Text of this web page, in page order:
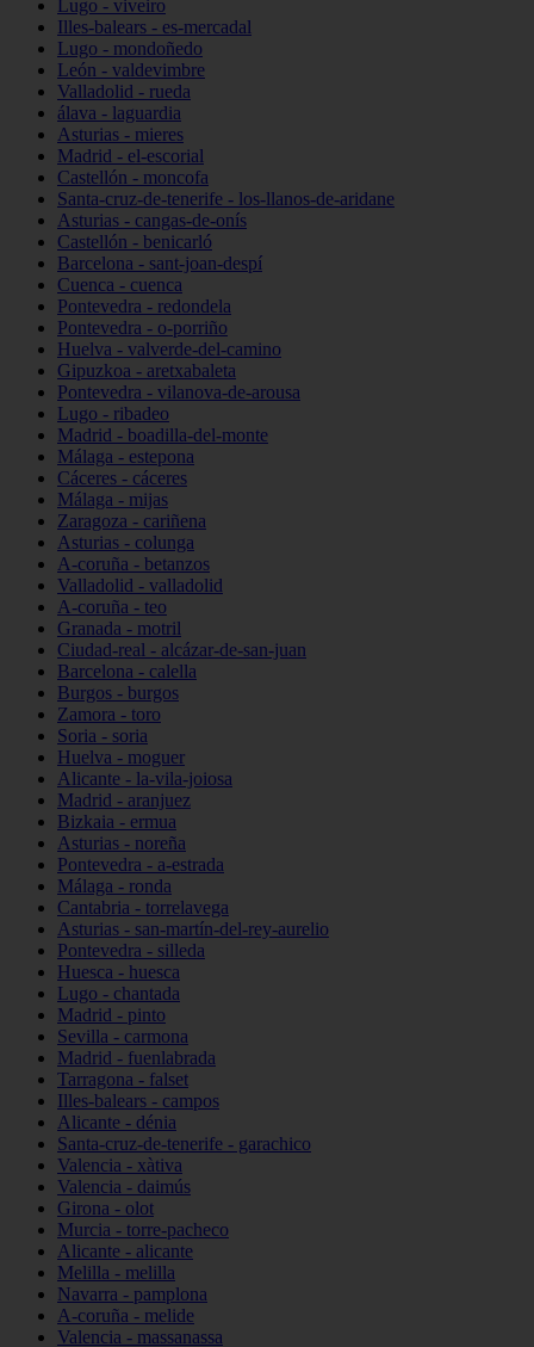
Lugo - viveiro
Illes-balears - es-mercadal
Lugo - mondoñedo
León - valdevimbre
Valladolid - rueda
álava - laguardia
Asturias - mieres
Madrid - el-escorial
Castellón - moncofa
Santa-cruz-de-tenerife - los-llanos-de-aridane
Asturias - cangas-de-onís
Castellón - benicarló
Barcelona - sant-joan-despí
Cuenca - cuenca
Pontevedra - redondela
Pontevedra - o-porriño
Huelva - valverde-del-camino
Gipuzkoa - aretxabaleta
Pontevedra - vilanova-de-arousa
Lugo - ribadeo
Madrid - boadilla-del-monte
Málaga - estepona
Cáceres - cáceres
Málaga - mijas
Zaragoza - cariñena
Asturias - colunga
A-coruña - betanzos
Valladolid - valladolid
A-coruña - teo
Granada - motril
Ciudad-real - alcázar-de-san-juan
Barcelona - calella
Burgos - burgos
Zamora - toro
Soria - soria
Huelva - moguer
Alicante - la-vila-joiosa
Madrid - aranjuez
Bizkaia - ermua
Asturias - noreña
Pontevedra - a-estrada
Málaga - ronda
Cantabria - torrelavega
Asturias - san-martín-del-rey-aurelio
Pontevedra - silleda
Huesca - huesca
Lugo - chantada
Madrid - pinto
Sevilla - carmona
Madrid - fuenlabrada
Tarragona - falset
Illes-balears - campos
Alicante - dénia
Santa-cruz-de-tenerife - garachico
Valencia - xàtiva
Valencia - daimús
Girona - olot
Murcia - torre-pacheco
Alicante - alicante
Melilla - melilla
Navarra - pamplona
A-coruña - melide
Valencia - massanassa